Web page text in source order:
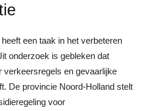
een taak in het verbeteren
onderzoek is gebleken dat
verkeersregels en gevaarlijke
De provincie Noord-Holland stelt
voor